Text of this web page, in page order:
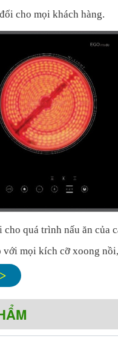
cho mọi khách hàng.
quá trình nấu ăn của
mọi kích cỡ xoong
ứng đáy nồi tự nhận